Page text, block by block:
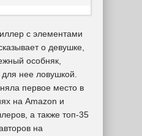
с элементами
о девушке,
особняк,
нее ловушкой.
первое место в
на Amazon и
а также топ-35
на